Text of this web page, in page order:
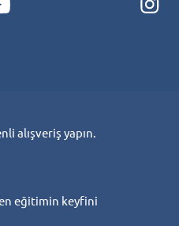
alışveriş yapın.
eğitimin keyfini